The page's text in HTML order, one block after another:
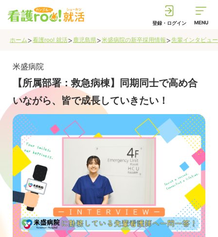
登録・ログイン MENU
ホーム>看護roo! 就活> 鹿児島県>米盛病院の新卒採用情報> 先輩インタビュー
米盛病院
【所属部署：救急病棟】同期同士で高め合
いながら、皆で成長していきたい！